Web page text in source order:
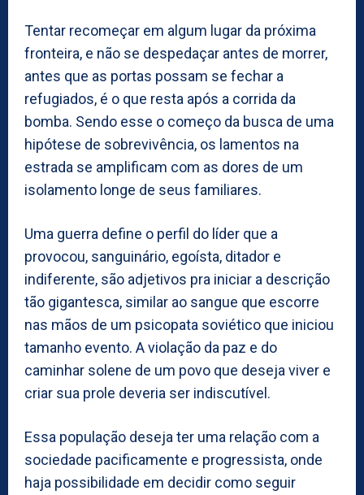
Tentar recomeçar em algum lugar da próxima
fronteira, e não se despedaçar antes de morrer,
antes que as portas possam se fechar a
refugiados, é o que resta após a corrida da
bomba. Sendo esse o começo da busca de uma
hipótese de sobrevivência, os lamentos na
estrada se amplificam com as dores de um
isolamento longe de seus familiares.
Uma guerra define o perfil do líder que a
provocou, sanguinário, egoísta, ditador e
indiferente, são adjetivos pra iniciar a descrição
tão gigantesca, similar ao sangue que escorre
nas mãos de um psicopata soviético que iniciou
tamanho evento. A violação da paz e do
caminhar solene de um povo que deseja viver e
criar sua prole deveria ser indiscutível.
Essa população deseja ter uma relação com a
sociedade pacificamente e progressista, onde
haja possibilidade em decidir como seguir